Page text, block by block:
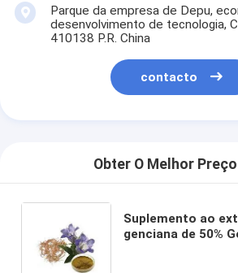
Parque da empresa de Depu,
desenvolvimento de tecnologia,
410138 P.R. China
contacto
Obter O Melhor
Suplemento ao
genciana de 50%